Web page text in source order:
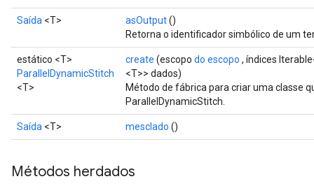
Saída <T> asOutput()
Retorna o identificador simbólico de um
estático <T>
ParallelDynamicStitch
<T>
create (escopo do escopo , índices
<T>> dados)
Método de fábrica para criar uma classe
ParallelDynamicStitch.
Saída <T> mesclado ()
Métodos herdados